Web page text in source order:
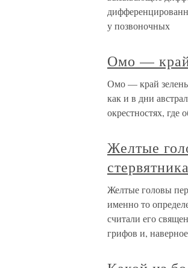
у позвоночных
Омо — край
Омо — край
как и в дни
окрестностях, где
Желтые
стервятника
Желтые головы
именно то
считали его
грифов и,